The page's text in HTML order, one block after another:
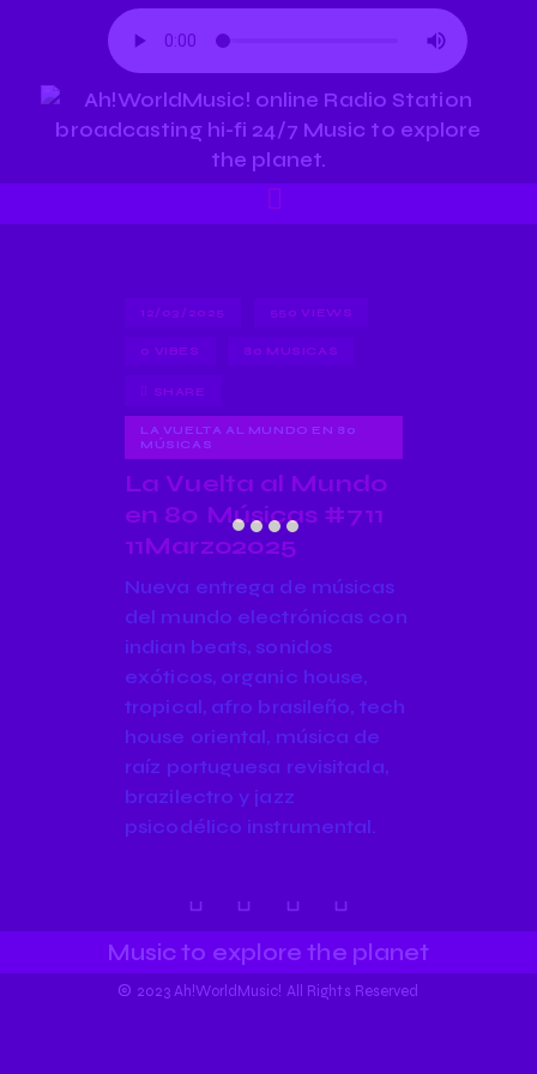
12/03/2025 550 VIEWS
0 VIBES 80 MUSICAS
SHARE
LA VUELTA AL MUNDO EN 80
MÚSICAS
La Vuelta al Mundo
en 80 Músicas #711
11Marzo2025
Nueva entrega de músicas
del mundo electrónicas con
indian beats, sonidos
exóticos, organic house,
tropical, afro brasileño, tech
house oriental, música de
raíz portuguesa revisitada,
brazilectro y jazz
psicodélico instrumental.
Music to explore the planet
© 2023 Ah!WorldMusic! All Rights Reserved